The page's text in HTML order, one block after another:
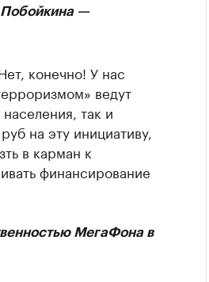
—
конечно! У нас
ведут
так и
на эту инициативу,
в карман к
финансирование
МегаФона в